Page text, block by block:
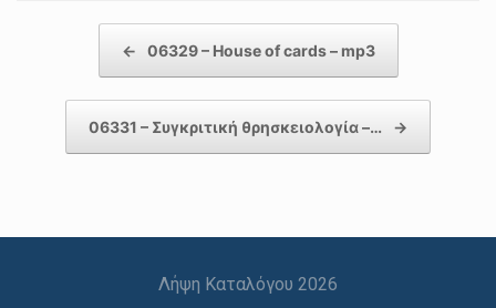
← 06329 – House of cards – mp3
06331 – Συγκριτική θρησκειολογία –… →
Λήψη Καταλόγου 2026